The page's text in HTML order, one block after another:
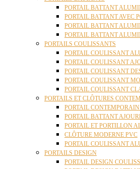
PORTAIL BATTANT
PORTAIL BATTANT AVEC
PORTAIL BATTANT
PORTAIL BATTANT
PORTAILS COULISSANTS
PORTAIL COULISSANT
PORTAIL COULISSANT
PORTAIL COULISSANT
PORTAIL COULISSANT
PORTAIL COULISSANT
PORTAILS ET CLÔTURES
PORTAIL
PORTAIL BATTANT
PORTAIL ET PORTILLON
CLÔTURE MODERNE PVC
PORTAIL COULISSANT
PORTAILS DESIGN
PORTAIL DESIGN